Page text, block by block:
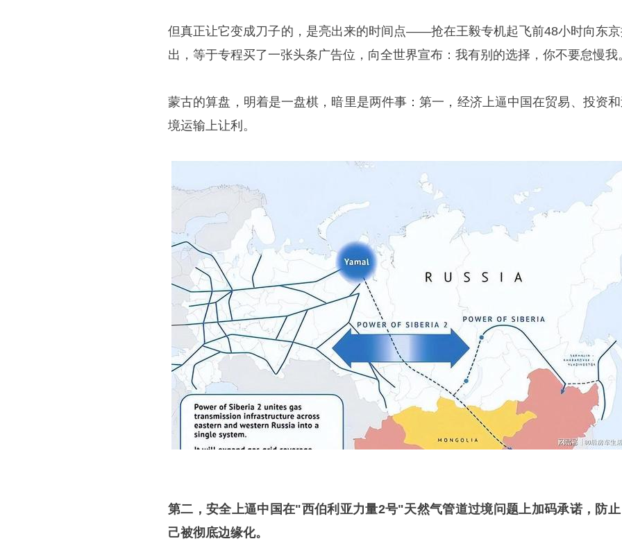
但真正让它变成刀子的，是亮出来的时间点——抢在王毅专机起飞前48小时向东
出，等于专程买了一张头条广告位，向全世界宣布：我有别的选择，你不要怠慢我
蒙古的算盘，明着是一盘棋，暗里是两件事：第一，经济上逼中国在贸易、投资
境运输上让利。
第二，安全上逼中国在"西伯利亚力量2号"天然气管道过境问题上加码承诺，防
己被彻底边缘化。